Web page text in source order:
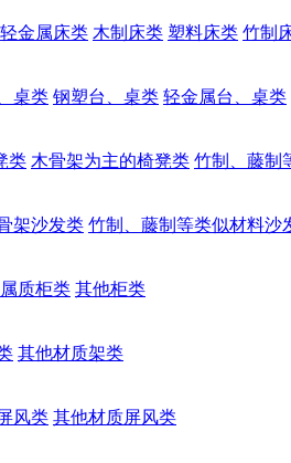
轻金属床类 木制床类 塑料床类 竹制
桌类 钢塑台、桌类 轻金属台、桌类
类 木骨架为主的椅凳类 竹制、藤制
架沙发类 竹制、藤制等类似材料沙
质柜类 其他柜类
其他材质架类
风类 其他材质屏风类